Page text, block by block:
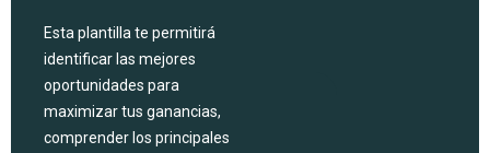
Esta plantilla te permitirá
identificar las mejores
oportunidades para
maximizar tus ganancias,
comprender los principales